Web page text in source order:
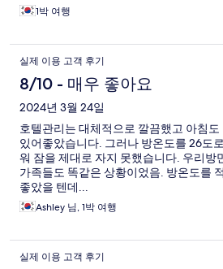
1박 여행
실제 이용 고객 후기
8/10 - 매우 좋아요
2024년 3월 24일
호텔관리는 대체적으로 깔끔했고 아침
있어좋았습니다. 그러나 방온도를 26도
워 잠을 제대로 자지 못했습니다. 우리방
가족들도 똑같은 상황이었음. 방온도를
좋았을 텐데...
Ashley 님, 1박 여행
실제 이용 고객 후기